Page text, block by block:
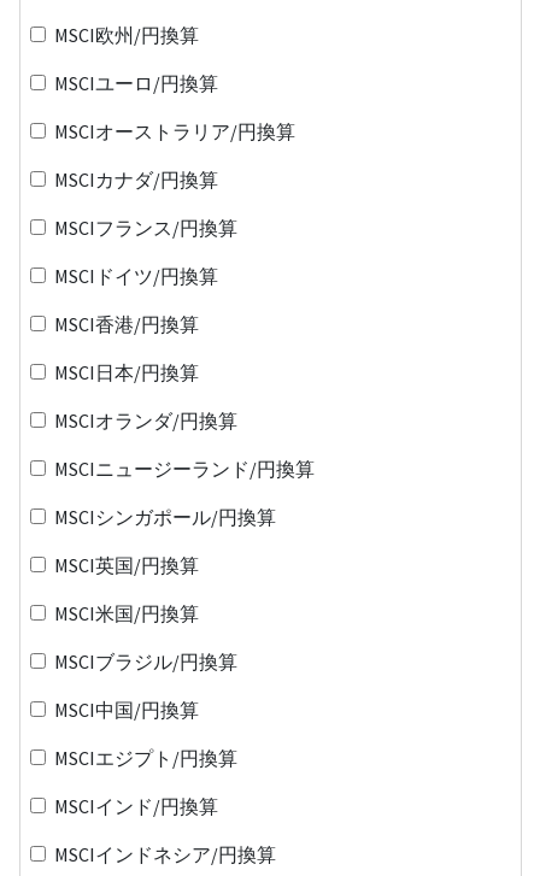
MSCI欧州/円換算
MSCIユーロ/円換算
MSCIオーストラリア/円換算
MSCIカナダ/円換算
MSCIフランス/円換算
MSCIドイツ/円換算
MSCI香港/円換算
MSCI日本/円換算
MSCIオランダ/円換算
MSCIニュージーランド/円換算
MSCIシンガポール/円換算
MSCI英国/円換算
MSCI米国/円換算
MSCIブラジル/円換算
MSCI中国/円換算
MSCIエジプト/円換算
MSCIインド/円換算
MSCIインドネシア/円換算